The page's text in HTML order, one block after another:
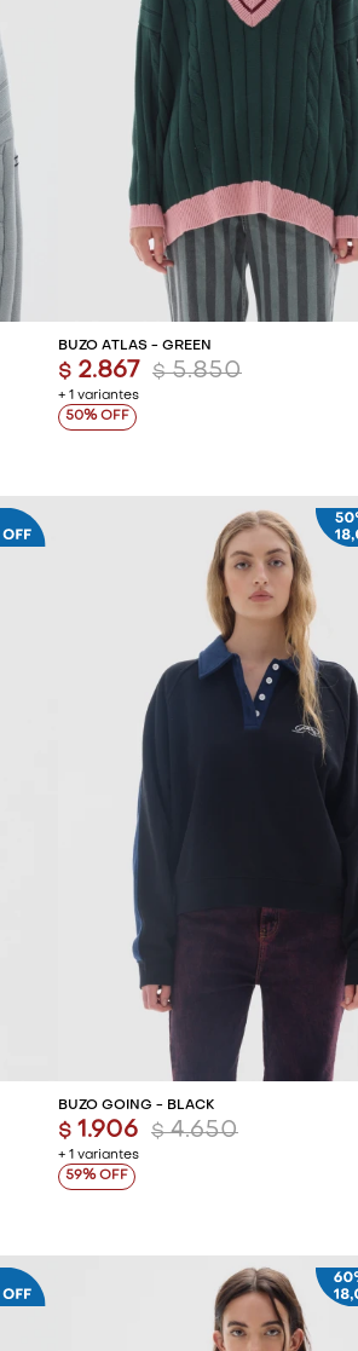
AGREGAR AL CARRITO
BUZO ATLAS - GREEN
+ 1 variantes
$ 2.867 $ 5.850
50
AGREGAR AL CARRITO
BUZO GOING - BLACK
+ 1 variantes
$ 1.906 $ 4.650
59